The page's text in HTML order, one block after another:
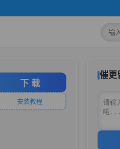
下 载
安装教程
催更